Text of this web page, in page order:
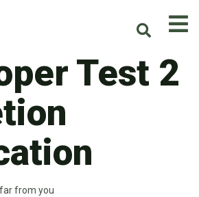
Test 2
from you